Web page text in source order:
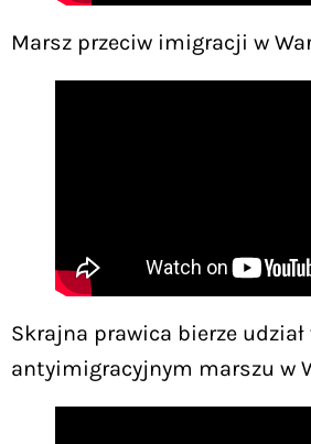
Marsz przeciw imigracji w
Skrajna prawica bierze udział
antyimigracyjnym marszu w